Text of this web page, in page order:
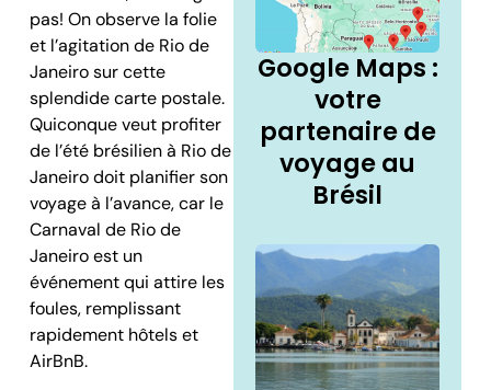
pas! On observe la folie
et l’agitation de Rio de
Janeiro sur cette
splendide carte postale.
Quiconque veut profiter
de l’été brésilien à Rio de
Janeiro doit planifier son
voyage à l’avance, car le
Carnaval de Rio de
Janeiro est un
événement qui attire les
foules, remplissant
rapidement hôtels et
AirBnB.
Google Maps :
votre
partenaire de
voyage au
Brésil